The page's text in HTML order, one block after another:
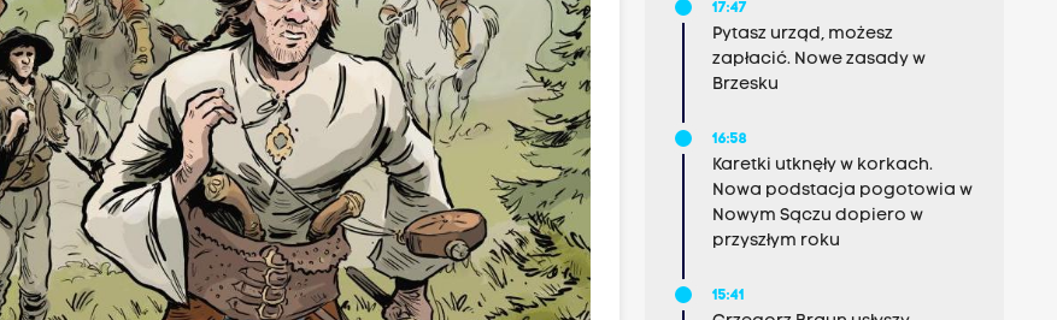
17:47
Pytasz urząd, możesz
zapłacić. Nowe zasady w
Brzesku
16:58
Karetki utknęły w korkach.
Nowa podstacja pogotowia w
Nowym Sączu dopiero w
przyszłym roku
15:41